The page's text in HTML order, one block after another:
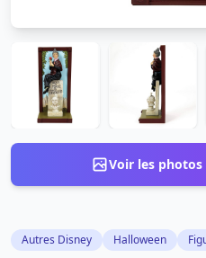
Voir les
Autres Disney Halloween